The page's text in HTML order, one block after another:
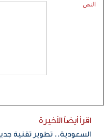
النص
اقرأ أيضاًالأخيرة
السعودية.. تطوير تقنية